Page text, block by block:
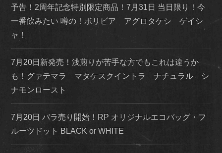
予告！2周年記念特別限定商品！7月31日 当日限り！今
一番飲みたい 噂の！ボリビア アグロタケシ ゲイシ
ャ！
7月20日新発売！浅煎りが苦手な方でもこれは違うか
も！グァテマラ マタケスクイントラ ナチュラル シ
ナモンロースト
7月20日 バラ売り開始！RP オリジナルエコバッグ・フ
ルーツドット BLACK or WHITE